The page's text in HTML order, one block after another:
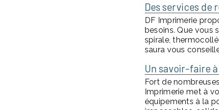
Des services de
DF Imprimerie
besoins. Que vous
spirale,
saura vous
Un savoir-faire
Fort de
Imprimerie met à
équipements à la